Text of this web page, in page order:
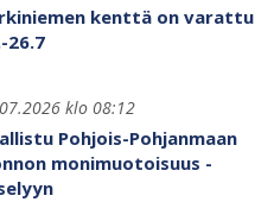
kenttä on varattu
26.7
klo 08:12
Pohjois-Pohjanmaan
monimuotoisuus -